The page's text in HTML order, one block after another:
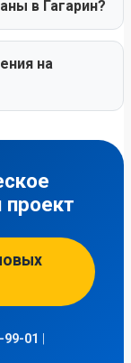
в Гагарин?
на
99-01